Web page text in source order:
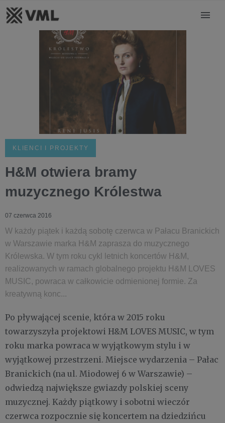
KLIENCI I PROJEKTY
H&M otwiera bramy
muzycznego Królestwa
07 czerwca 2016
W każdy piątek i każdą sobotę czerwca w Pałacu Branickich
w Warszawie marka H&M zaprasza do muzycznego
Królewska. W tym roku cykl letnich koncertów H&M,
realizowanych w ramach globalnego projektu H&M LOVES
MUSIC, powraca w całkowicie odmienionej formie. Za
kreatywną konc...
Po pływającej scenie, która w 2015 roku
towarzyszyła projektowi H&M LOVES MUSIC, w tym
roku marka powraca w wyjątkowym stylu i w
wyjątkowej przestrzeni. Miejsce wydarzenia – Pałac
Branickich (na ul. Miodowej 6 w Warszawie) –
odwiedzą największe gwiazdy polskiej sceny
muzycznej. Każdy piątkowy i sobotni wieczór
czerwca rozpocznie się koncertem na dziedzińcu